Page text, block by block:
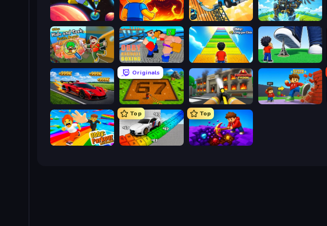
Obby: +1 to Spaceflight Altitude Obby: Legendary Dragon Obby: Pull a Sword
Obby: Hide and Seek, Battle Royale Obby: Ragdoll Boxing Obby: +1 Jump per Click
Obby: +1 Speed Car Escape
Originals
Obby: Dig Brainrots Obby: Firefighter Tycoon Obby: +1 Click Wall Breaker
Obby: Parkour with Ragdoll
Top Top
Obby: Dig Down